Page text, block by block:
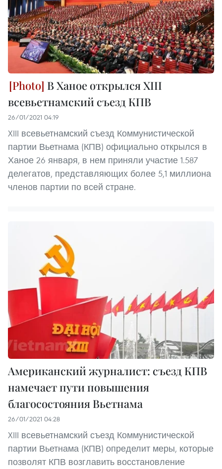
В Ханое открылся XIII
всевьетнамский съезд КПВ
26/01/2021 04:19
XIII всевьетнамский съезд Коммунистической
партии Вьетнама (КПВ) официально открылся в
Ханое 26 января, в нем приняли участие 1.587
делегатов, представляющих более 5,1 миллиона
членов партии по всей стране.
Американский журналист: съезд КПВ
намечает пути повышения
благосостояния Вьетнама
26/01/2021 04:28
XIII всевьетнамский съезд Коммунистической
партии Вьетнама (КПВ) определит меры, которые
позволят КПВ возглавить восстановление